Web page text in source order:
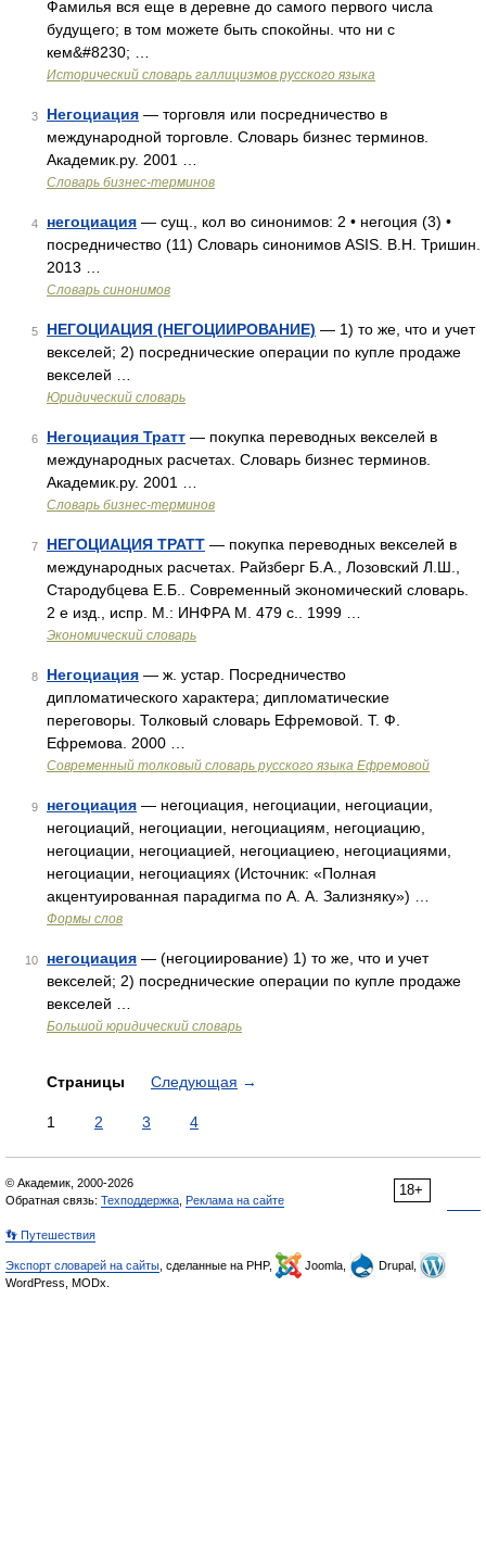
Фамилья вся еще в деревне до самого первого числа
будущего; в том можете быть спокойны. что ни с
кем&#8230; …
Исторический словарь галлицизмов русского языка
3 Негоциация — торговля или посредничество в
международной торговле. Словарь бизнес терминов.
Академик.ру. 2001 …
Словарь бизнес-терминов
4 негоциация — сущ., кол во синонимов: 2 • негоция (3) •
посредничество (11) Словарь синонимов ASIS. В.Н. Тришин.
2013 …
Словарь синонимов
5 НЕГОЦИАЦИЯ (НЕГОЦИИРОВАНИЕ) — 1) то же, что и учет
векселей; 2) посреднические операции по купле продаже
векселей …
Юридический словарь
6 Негоциация Тратт — покупка переводных векселей в
международных расчетах. Словарь бизнес терминов.
Академик.ру. 2001 …
Словарь бизнес-терминов
7 НЕГОЦИАЦИЯ ТРАТТ — покупка переводных векселей в
международных расчетах. Райзберг Б.А., Лозовский Л.Ш.,
Стародубцева Е.Б.. Современный экономический словарь.
2 е изд., испр. М.: ИНФРА М. 479 с.. 1999 …
Экономический словарь
8 Негоциация — ж. устар. Посредничество
дипломатического характера; дипломатические
переговоры. Толковый словарь Ефремовой. Т. Ф.
Ефремова. 2000 …
Современный толковый словарь русского языка Ефремовой
9 негоциация — негоциация, негоциации, негоциации,
негоциаций, негоциации, негоциациям, негоциацию,
негоциации, негоциацией, негоциациею, негоциациями,
негоциации, негоциациях (Источник: «Полная
акцентуированная парадигма по А. А. Зализняку») …
Формы слов
10 негоциация — (негоциирование) 1) то же, что и учет
векселей; 2) посреднические операции по купле продаже
векселей …
Большой юридический словарь
Страницы Следующая →
1 2 3 4
18+
© Академик, 2000-2026
Обратная связь: Техподдержка Реклама на сайте
👣 Путешествия
Экспорт словарей на сайты , сделанные на PHP, Joomla,
Drupal,
WordPress, MODx.